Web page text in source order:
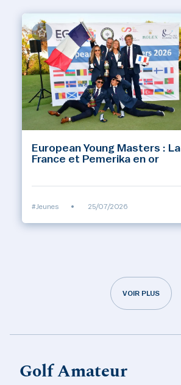
European Young Masters : La
France et Pemerika en or
#Jeunes • 25/07/2026
VOIR PLUS
Golf Amateur